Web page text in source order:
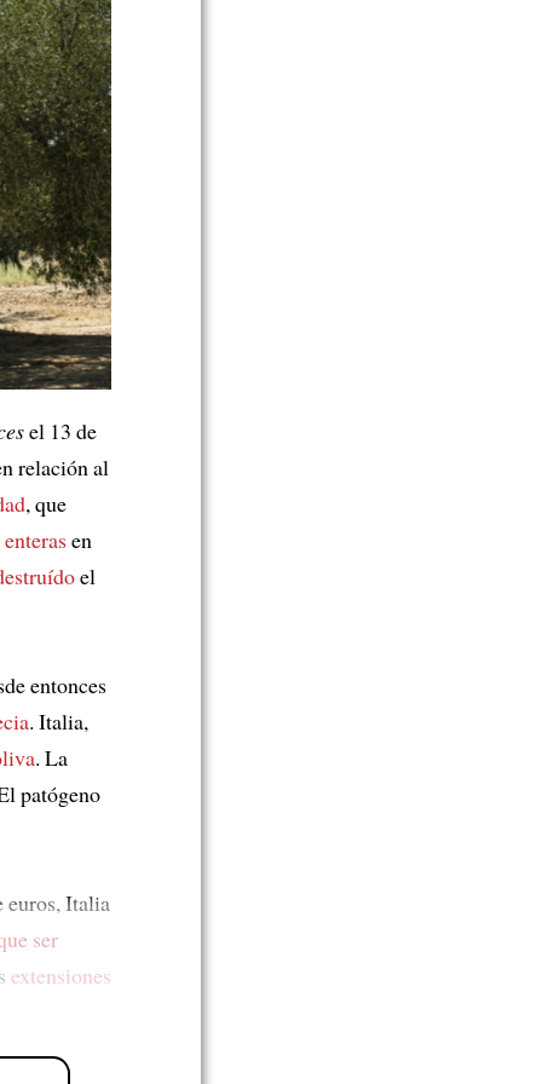
el 13 de
relación al
, que
en
el
entonces
. Italia,
. La
patógeno
euros, Italia
ser
extensiones